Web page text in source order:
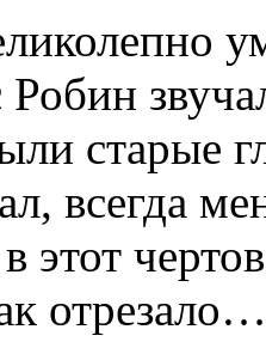
Робин
старые
всегда
этот
отрезало…